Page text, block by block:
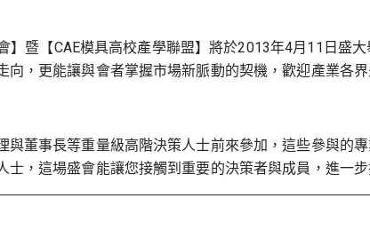
】暨【CAE模具高校產學聯盟】將於2013年4月11日盛
，更能讓與會者掌握市場新脈動的契機，歡迎產業各
與董事長等重量級高階決策人士前來參加，這些參與的
，這場盛會能讓您接觸到重要的決策者與成員，進一